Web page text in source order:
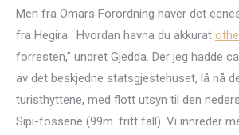
Men fra Omars Forordning haver det
fra Hegira . Hvordan havna du akkurat
forresten,” undret Gjedda. Der jeg hadde
av det beskjedne statsgjestehuset, lå nå
turisthyttene, med flott utsyn til den
Sipi-fossene (99m. fritt fall). Vi innreder